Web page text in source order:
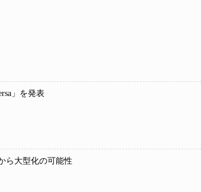
」を発表
ら大型化の可能性